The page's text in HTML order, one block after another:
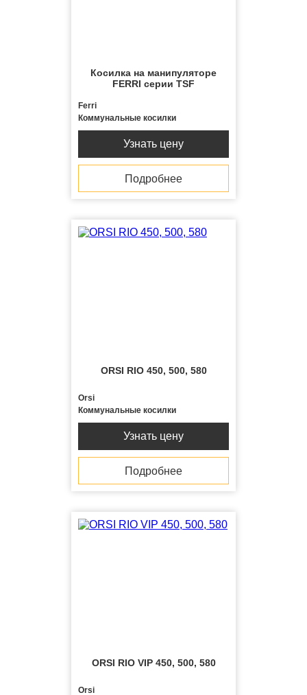
Косилка на манипуляторе
FERRI серии TSF
Ferri
Коммунальные косилки
Узнать цену
Подробнее
ORSI RIO 450, 500, 580
Orsi
Коммунальные косилки
Узнать цену
Подробнее
ORSI RIO VIP 450, 500, 580
Orsi